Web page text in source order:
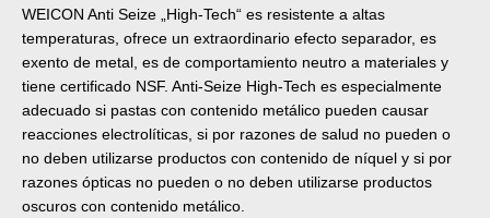
WEICON Anti Seize „High-Tech“ es resistente a altas
temperaturas, ofrece un extraordinario efecto separador, es
exento de metal, es de comportamiento neutro a materiales y
tiene certificado NSF. Anti-Seize High-Tech es especialmente
adecuado si pastas con contenido metálico pueden causar
reacciones electrolíticas, si por razones de salud no pueden o
no deben utilizarse productos con contenido de níquel y si por
razones ópticas no pueden o no deben utilizarse productos
oscuros con contenido metálico.